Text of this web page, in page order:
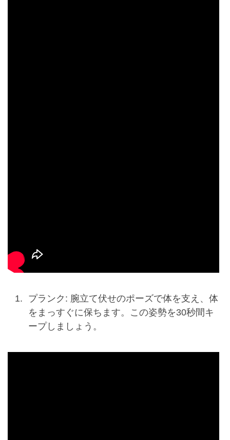
プランク: 腕立て伏せのポーズで体を支え、体
をまっすぐに保ちます。この姿勢を30秒間キ
ープしましょう。